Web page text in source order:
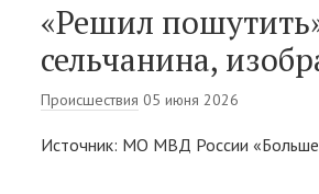
«Решил
сельчанина,
Происшествия 05 июня 2026
Источник: МО МВД России